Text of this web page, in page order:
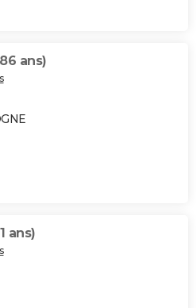
ans)
ans)